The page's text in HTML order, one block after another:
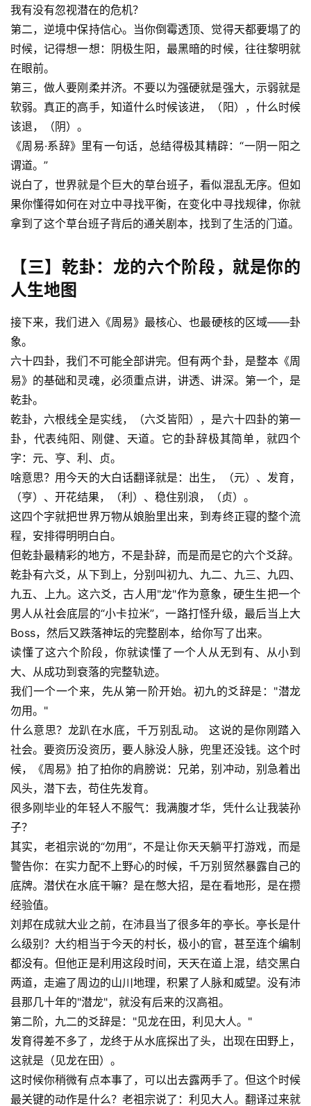
我有没有忽视潜在的危机？
第二，逆境中保持信心。当你倒霉透顶、觉得天都要塌了的
时候，记得想一想：阴极生阳，最黑暗的时候，往往黎明就
在眼前。
第三，做人要刚柔并济。不要以为强硬就是强大，示弱就是
软弱。真正的高手，知道什么时候该进，（阳），什么时候
该退，（阴）。
《周易·系辞》里有一句话，总结得极其精辟：“一阴一阳之
谓道。”
说白了，世界就是个巨大的草台班子，看似混乱无序。但如
果你懂得如何在对立中寻找平衡，在变化中寻找规律，你就
拿到了这个草台班子背后的通关剧本，找到了生活的门道。
【三】乾卦：龙的六个阶段，就是你的
人生地图
接下来，我们进入《周易》最核心、也最硬核的区域——卦
象。
六十四卦，我们不可能全部讲完。但有两个卦，是整本《周
易》的基础和灵魂，必须重点讲，讲透、讲深。第一个，是
乾卦。
乾卦，六根线全是实线，（六爻皆阳），是六十四卦的第一
卦，代表纯阳、刚健、天道。它的卦辞极其简单，就四个
字：元、亨、利、贞。
啥意思？用今天的大白话翻译就是：出生，（元）、发育，
（亨）、开花结果，（利）、稳住别浪，（贞）。
这四个字就把世界万物从娘胎里出来，到寿终正寝的整个流
程，安排得明明白白。
但乾卦最精彩的地方，不是卦辞，而是而是它的六个爻辞。
乾卦有六爻，从下到上，分别叫初九、九二、九三、九四、
九五、上九。这六爻，古人用"龙"作为意象，硬生生把一个
男人从社会底层的“小卡拉米”，一路打怪升级，最后当上大
Boss，然后又跌落神坛的完整剧本，给你写了出来。
读懂了这六个阶段，你就读懂了一个人从无到有、从小到
大、从成功到衰落的完整轨迹。
我们一个一个来，先从第一阶开始。初九的爻辞是："潜龙
勿用。"
什么意思？龙趴在水底，千万别乱动。 这说的是你刚踏入
社会。要资历没资历，要人脉没人脉，兜里还没钱。这个时
候，《周易》拍了拍你的肩膀说：兄弟，别冲动，别急着出
风头，潜下去，苟住先发育。
很多刚毕业的年轻人不服气：我满腹才华，凭什么让我装孙
子？
其实，老祖宗说的“勿用”，不是让你天天躺平打游戏，而是
警告你：在实力配不上野心的时候，千万别贸然暴露自己的
底牌。潜伏在水底干嘛？是在憋大招，是在看地形，是在攒
经验值。
刘邦在成就大业之前，在沛县当了很多年的亭长。亭长是什
么级别？大约相当于今天的村长，极小的官，甚至连个编制
都没有。但他正是利用这段时间，天天在道上混，结交黑白
两道，走遍了周边的山川地理，积累了人脉和威望。没有沛
县那几十年的"潜龙"，就没有后来的汉高祖。
第二阶，九二的爻辞是："见龙在田，利见大人。"
发育得差不多了，龙终于从水底探出了头，出现在田野上，
这就是（见龙在田）。
这时候你稍微有点本事了，可以出去露两手了。但这个时候
最关键的动作是什么？老祖宗说了：利见大人。翻译过来就